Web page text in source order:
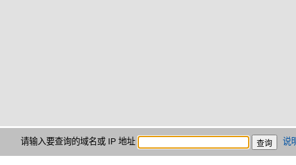
请输入要查询的域名或 IP 地址 说